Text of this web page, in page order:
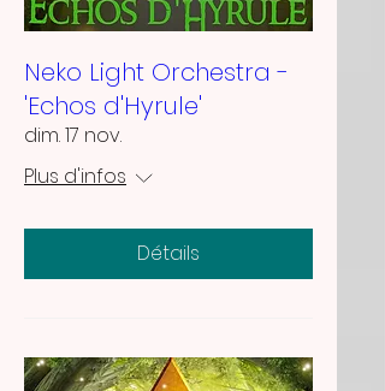
Neko Light Orchestra -
'Echos d'Hyrule'
dim. 17 nov.
Plus d'infos
Détails